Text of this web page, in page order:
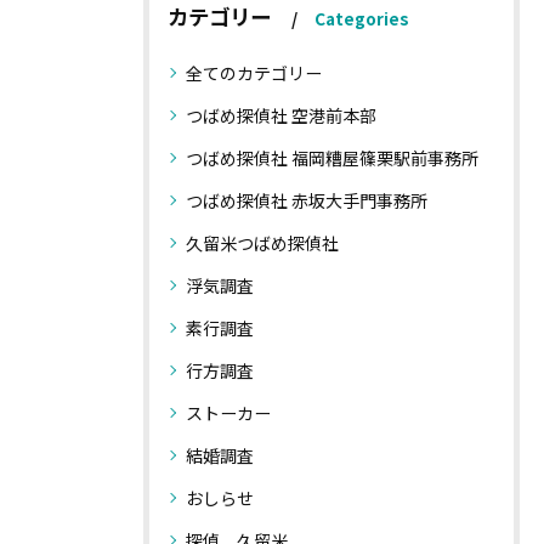
カテゴリー Categories
全てのカテゴリー
つばめ探偵社 空港前本部
つばめ探偵社 福岡糟屋篠栗駅前事務所
つばめ探偵社 赤坂大手門事務所
久留米つばめ探偵社
浮気調査
素行調査
行方調査
ストーカー
結婚調査
おしらせ